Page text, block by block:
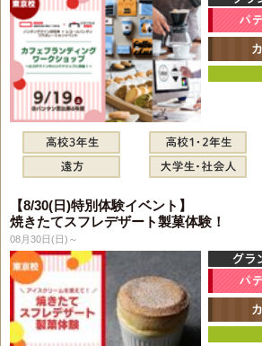
【8/30(日)特別体験イベント】
焼きたてスフレデザート製菓体験！
08月30日(日)～